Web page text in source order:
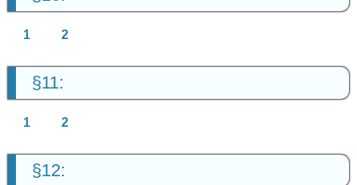
1 2
§11:
1 2
§12: